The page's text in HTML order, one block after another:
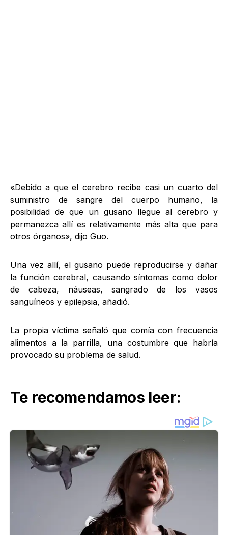
«Debido a que el cerebro recibe casi un cuarto del
suministro de sangre del cuerpo humano, la
posibilidad de que un gusano llegue al cerebro y
permanezca allí es relativamente más alta que para
otros órganos», dijo Guo.
Una vez allí, el gusano puede reproducirse y dañar
la función cerebral, causando síntomas como dolor
de cabeza, náuseas, sangrado de los vasos
sanguíneos y epilepsia, añadió.
La propia víctima señaló que comía con frecuencia
alimentos a la parrilla, una costumbre que habría
provocado su problema de salud.
Te recomendamos leer: